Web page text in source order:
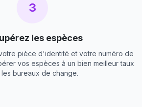
3
les espèces
pièce d'identité et votre numéro de
vos espèces à un bien meilleur taux
bureaux de change.